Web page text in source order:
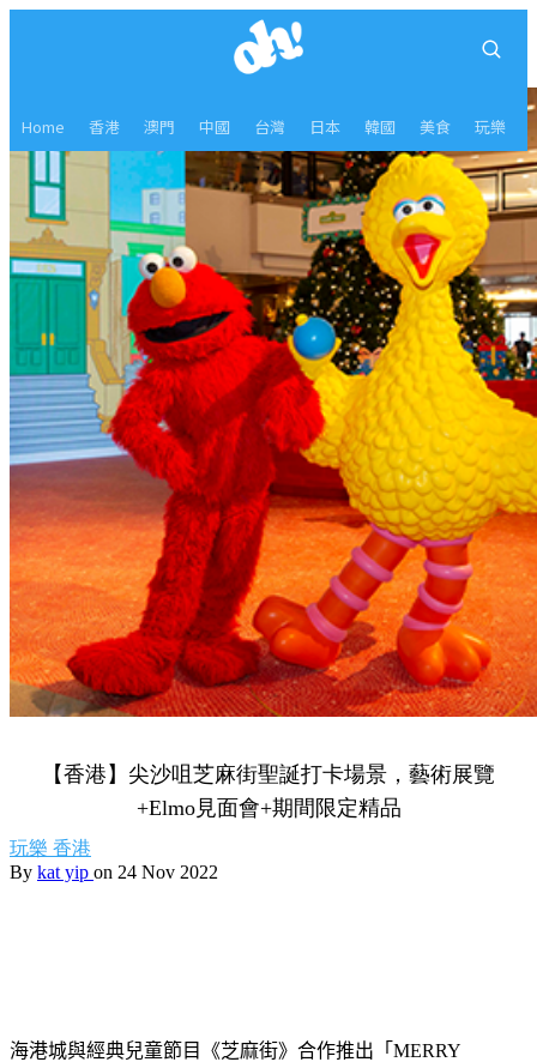
Home 香港 澳門 中國 台灣 日本 韓國 美食 玩樂
【香港】尖沙咀芝麻街聖誕打卡場景，藝術展覽
+Elmo見面會+期間限定精品
玩樂 香港
By kat yip on 24 Nov 2022
海港城與經典兒童節目《芝麻街》合作推出「 MERRY